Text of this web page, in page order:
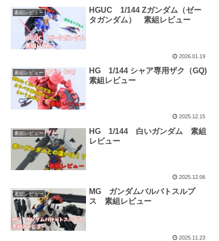
素組レビュー
HGUC 1/144 Zガンダム（ゼー
タガンダム） 素組レビュー
2026.01.19
素組レビュー
HG 1/144 シャア専用ザク（GQ)
素組レビュー
2025.12.15
素組レビュー
HG 1/144 白いガンダム 素組
レビュー
2025.12.06
素組レビュー
MG ガンダムバルバトスルプ
ス 素組レビュー
2025.11.23